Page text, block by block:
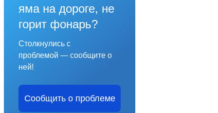
яма на дороге, не
горит фонарь?
Столкнулись с
проблемой — сообщите о
ней!
Сообщить о проблеме